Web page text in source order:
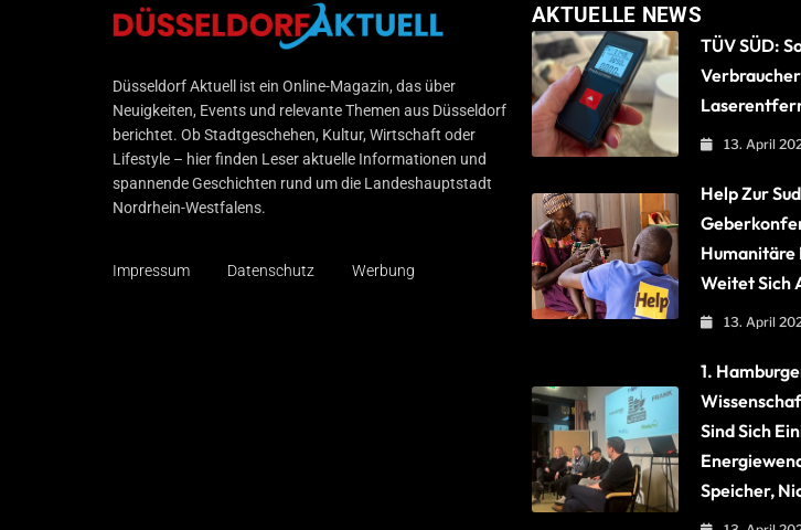
Düsseldorf Aktuell
Düsseldorf Aktuell ist ein Online-Magazin, das über
Neuigkeiten, Events und relevante Themen aus Düsseldorf
berichtet. Ob Stadtgeschehen, Kultur, Wirtschaft oder
Lifestyle – hier finden Leser aktuelle Informationen und
spannende Geschichten rund um die Landeshauptstadt
Nordrhein-Westfalens.
Impressum Datenschutz Werbung
AKTUELLE NEWS
TÜV SÜD:
13. April
Help Zur
Humanitäre
Weitet Sich
13. April
1.
Sind Sich
Speicher,